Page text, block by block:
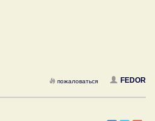
FEDOR
пожаловаться